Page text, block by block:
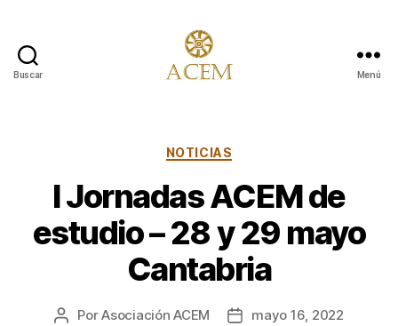
Buscar
Conservación
Estudio
de
los
Molinos
Menú
Categorías
NOTICIAS
I Jornadas ACEM de
estudio – 28 y 29 mayo
Cantabria
Autor
PorAsociación ACEM
Fechamayo 16, 2022